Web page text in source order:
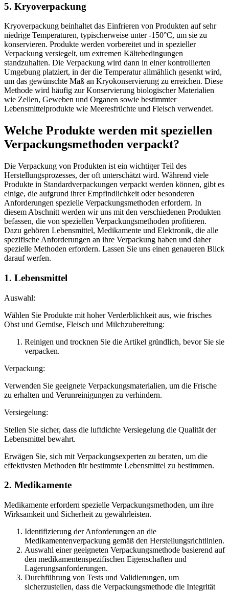
5. Kryoverpackung
Kryoverpackung beinhaltet das Einfrieren von Produkten auf sehr
niedrige Temperaturen, typischerweise unter -150°C, um sie zu
konservieren. Produkte werden vorbereitet und in spezieller
Verpackung versiegelt, um extremen Kältebedingungen
standzuhalten. Die Verpackung wird dann in einer kontrollierten
Umgebung platziert, in der die Temperatur allmählich gesenkt wird,
um das gewünschte Maß an Kryokonservierung zu erreichen. Diese
Methode wird häufig zur Konservierung biologischer Materialien
wie Zellen, Geweben und Organen sowie bestimmter
Lebensmittelprodukte wie Meeresfrüchte und Fleisch verwendet.
Welche Produkte werden mit speziellen
Verpackungsmethoden verpackt?
Die Verpackung von Produkten ist ein wichtiger Teil des
Herstellungsprozesses, der oft unterschätzt wird. Während viele
Produkte in Standardverpackungen verpackt werden können, gibt es
einige, die aufgrund ihrer Empfindlichkeit oder besonderen
Anforderungen spezielle Verpackungsmethoden erfordern. In
diesem Abschnitt werden wir uns mit den verschiedenen Produkten
befassen, die von speziellen Verpackungsmethoden profitieren.
Dazu gehören Lebensmittel, Medikamente und Elektronik, die alle
spezifische Anforderungen an ihre Verpackung haben und daher
spezielle Methoden erfordern. Lassen Sie uns einen genaueren Blick
darauf werfen.
1. Lebensmittel
Auswahl:
Wählen Sie Produkte mit hoher Verderblichkeit aus, wie frisches
Obst und Gemüse, Fleisch und Milchzubereitung:
Reinigen und trocknen Sie die Artikel gründlich, bevor Sie sie
verpacken.
Verpackung:
Verwenden Sie geeignete Verpackungsmaterialien, um die Frische
zu erhalten und Verunreinigungen zu verhindern.
Versiegelung:
Stellen Sie sicher, dass die luftdichte Versiegelung die Qualität der
Lebensmittel bewahrt.
Erwägen Sie, sich mit Verpackungsexperten zu beraten, um die
effektivsten Methoden für bestimmte Lebensmittel zu bestimmen.
2. Medikamente
Medikamente erfordern spezielle Verpackungsmethoden, um ihre
Wirksamkeit und Sicherheit zu gewährleisten.
Identifizierung der Anforderungen an die
Medikamentenverpackung gemäß den Herstellungsrichtlinien.
Auswahl einer geeigneten Verpackungsmethode basierend auf
den medikamentenspezifischen Eigenschaften und
Lagerungsanforderungen.
Durchführung von Tests und Validierungen, um
sicherzustellen, dass die Verpackungsmethode die Integrität